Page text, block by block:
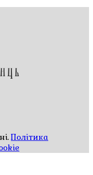
Політика